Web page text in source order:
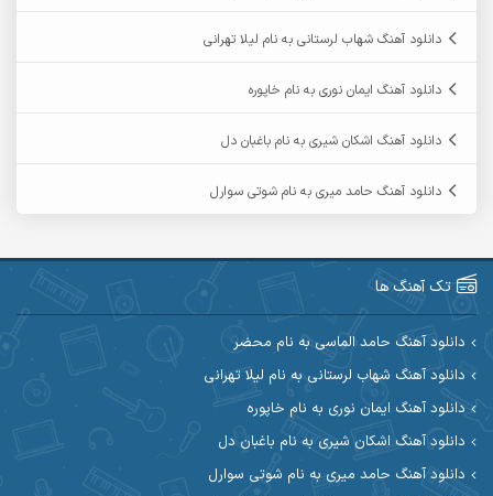
آرین صیادی
آرین مریدی
آوات بوکانی آوات یگانه
آیت احمدنژاد
ابراهیم شمس ابوالحسن جاویدان
دانلود آهنگ شهاب لرستانی به نام لیلا تهرانی
دانلود آهنگ ایمان نوری به نام خاپوره
دانلود آهنگ اشکان شیری به نام باغبان دل
دانلود آهنگ حامد میری به نام شوتی سوارل
تک آهنگ ها
دانلود آهنگ حامد الماسی به نام محضر
دانلود آهنگ شهاب لرستانی به نام لیلا تهرانی
دانلود آهنگ ایمان نوری به نام خاپوره
دانلود آهنگ اشکان شیری به نام باغبان دل
دانلود آهنگ حامد میری به نام شوتی سوارل